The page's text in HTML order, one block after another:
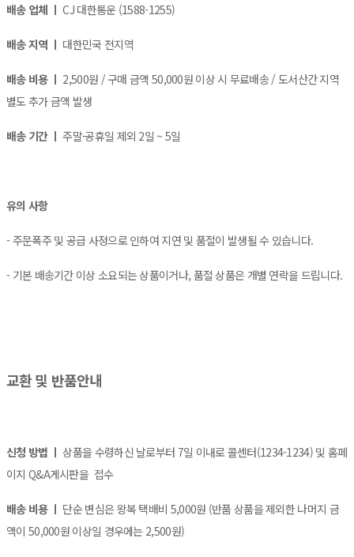
배송 업체 ㅣCJ 대한통운 (1588-1255)
배송 지역 ㅣ 대한민국 전지역
배송 비용 ㅣ 2,500원 / 구매 금액 50,000원 이상 시 무료배송 / 도서산간 지역
별도 추가 금액 발생
배송 기간 ㅣ주말·공휴일 제외 2일 ~ 5일
유의 사항
- 주문폭주 및 공급 사정으로 인하여 지연 및 품절이 발생될 수 있습니다.
- 기본 배송기간 이상 소요되는 상품이거나, 품절 상품은 개별 연락을 드립니다.
교환 및 반품안내
신청 방법 ㅣ상품을 수령하신 날로부터 7일 이내로 콜센터(1234-1234) 및 홈페
이지 Q&A게시판을 접수
배송 비용 ㅣ 단순 변심은 왕복 택배비 5,000원 (반품 상품을 제외한 나머지 금
액이 50,000원 이상일 경우에는 2,500원)